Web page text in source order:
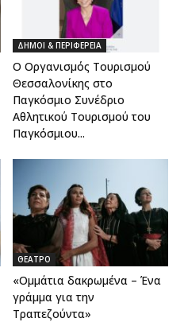
ΔΗΜΟΙ & ΠΕΡΙΦΕΡΕΙΑ
Ο Οργανισμός Τουρισμού
Θεσσαλονίκης στο
Παγκόσμιο Συνέδριο
Αθλητικού Τουρισμού του
Παγκόσμιου...
ΘΕΑΤΡΟ
«Oμμάτια δακρωμένα – Ένα
γράμμα για την
Τραπεζούντα»